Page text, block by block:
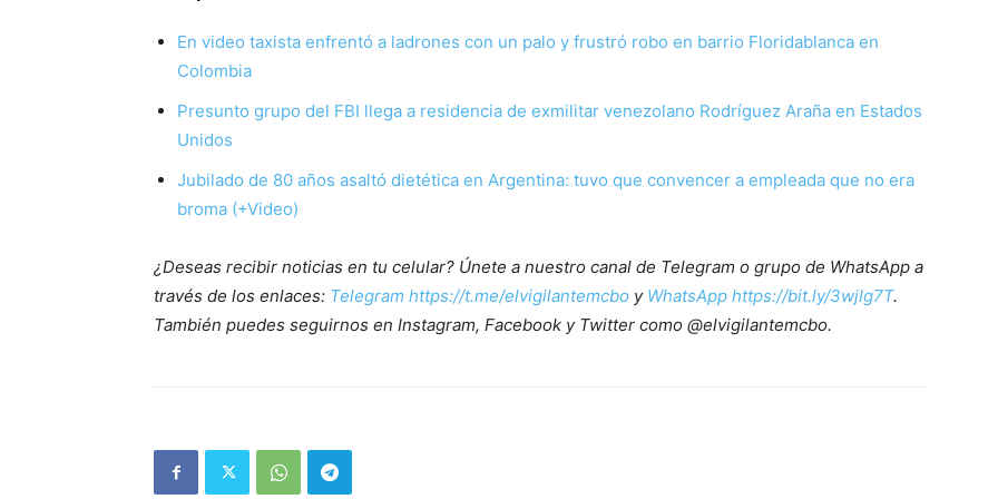
En video taxista enfrentó a ladrones con un palo y frustró robo en barrio Floridablanca en
Colombia
Presunto grupo del FBI llega a residencia de exmilitar venezolano Rodríguez Araña en Estados
Unidos
Jubilado de 80 años asaltó dietética en Argentina: tuvo que convencer a empleada que no era
broma (+Video)
¿Deseas recibir noticias en tu celular? Únete a nuestro canal de Telegram o grupo de WhatsApp a
través de los enlaces: Telegram https://t.me/elvigilantemcbo y WhatsApp https://bit.ly/3wjIg7T.
También puedes seguirnos en Instagram, Facebook y Twitter como @elvigilantemcbo.